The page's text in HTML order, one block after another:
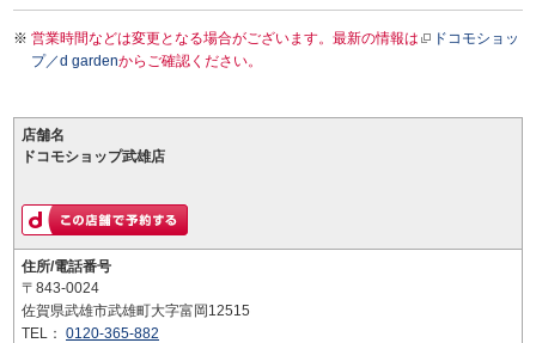
営業時間などは変更となる場合がございます。最新の情報は
ドコモショッ
プ／d gardenからご確認ください。
店舗名
ドコモショップ武雄店
住所/電話番号
〒843-0024
佐賀県武雄市武雄町大字富岡12515
TEL： 0120-365-882